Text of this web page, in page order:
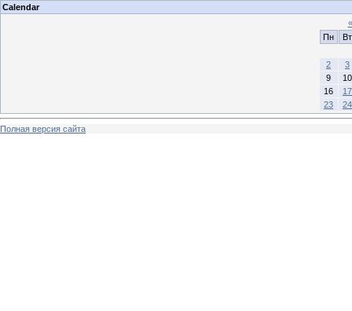
Calendar
«
Пн
Вт
2
3
9
10
16
17
23
24
Полная версия сайта